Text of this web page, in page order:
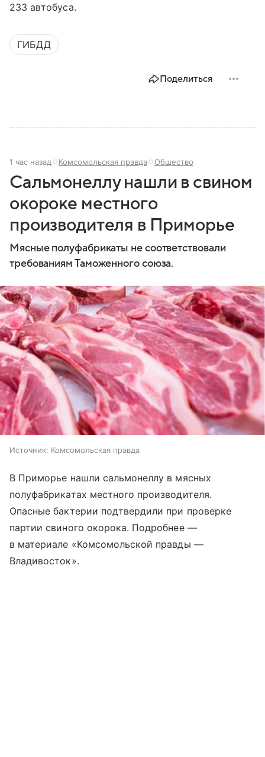
233 автобуса.
ГИБДД
Поделиться
1 час назад Комсомольская правда Общество
Сальмонеллу нашли в свином
окороке местного
производителя в Приморье
Мясные полуфабрикаты не соответствовали
требованиям Таможенного союза.
Источник: Комсомольская правда
В Приморье нашли сальмонеллу в мясных
полуфабрикатах местного производителя.
Опасные бактерии подтвердили при проверке
партии свиного окорока. Подробнее —
в материале «Комсомольской правды —
Владивосток».